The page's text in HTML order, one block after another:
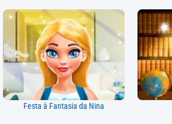
Festa à Fantasia da Nina